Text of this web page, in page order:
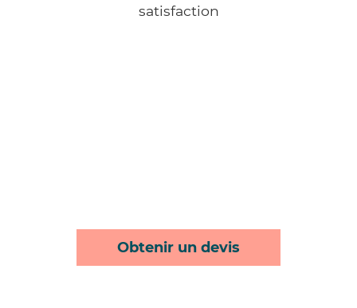
satisfaction
Obtenir un devis